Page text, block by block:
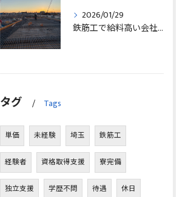
2026/01/29
鉄筋工で給料高い会社に転職したリアルなインタビュー事例を埼玉県三郷市で解説
タグ Tags
単価 未経験 埼玉 鉄筋工
経験者 資格取得支援 寮完備
独立支援 学歴不問 待遇 休日